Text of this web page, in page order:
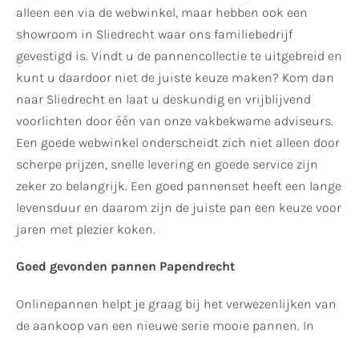
alleen een via de webwinkel, maar hebben ook een
showroom in Sliedrecht waar ons familiebedrijf
gevestigd is. Vindt u de pannencollectie te uitgebreid en
kunt u daardoor niet de juiste keuze maken? Kom dan
naar Sliedrecht en laat u deskundig en vrijblijvend
voorlichten door één van onze vakbekwame adviseurs.
Een goede webwinkel onderscheidt zich niet alleen door
scherpe prijzen, snelle levering en goede service zijn
zeker zo belangrijk. Een goed pannenset heeft een lange
levensduur en daarom zijn de juiste pan een keuze voor
jaren met plezier koken.
Goed gevonden pannen Papendrecht
Onlinepannen helpt je graag bij het verwezenlijken van
de aankoop van een nieuwe serie mooie pannen. In